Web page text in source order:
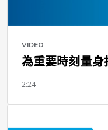
VIDEO
為重要時刻量
2:24